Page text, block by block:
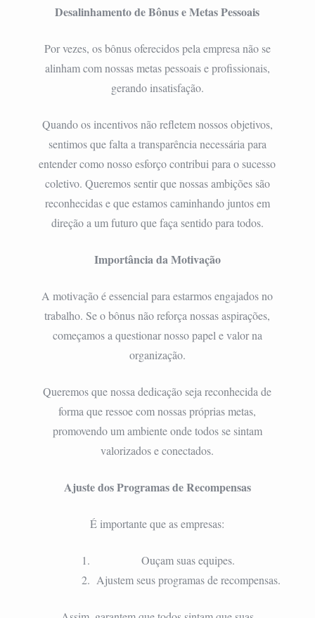
Desalinhamento de Bônus e Metas Pessoais
Por vezes, os bônus oferecidos pela empresa não se
alinham com nossas metas pessoais e profissionais,
gerando insatisfação.
Quando os incentivos não refletem nossos objetivos,
sentimos que falta a transparência necessária para
entender como nosso esforço contribui para o sucesso
coletivo. Queremos sentir que nossas ambições são
reconhecidas e que estamos caminhando juntos em
direção a um futuro que faça sentido para todos.
Importância da Motivação
A motivação é essencial para estarmos engajados no
trabalho. Se o bônus não reforça nossas aspirações,
começamos a questionar nosso papel e valor na
organização.
Queremos que nossa dedicação seja reconhecida de
forma que ressoe com nossas próprias metas,
promovendo um ambiente onde todos se sintam
valorizados e conectados.
Ajuste dos Programas de Recompensas
É importante que as empresas:
Ouçam suas equipes.
Ajustem seus programas de recompensas.